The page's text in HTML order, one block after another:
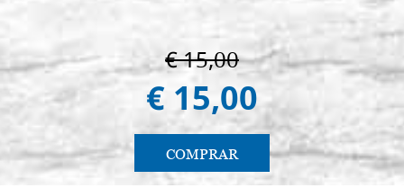
€ 15,00
€ 15,00
COMPRAR